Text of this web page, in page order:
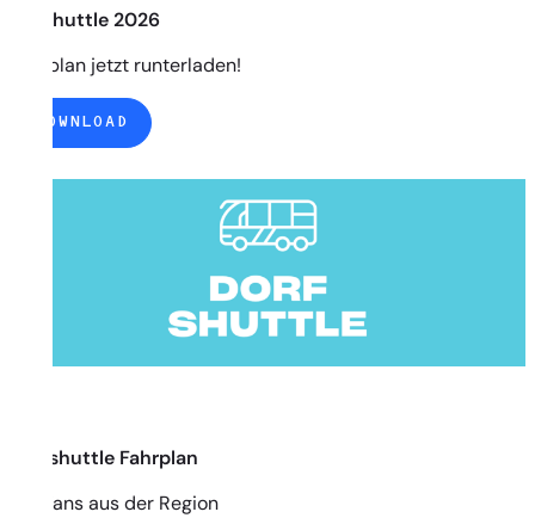
Busshuttle 2026
Fahrplan jetzt runterladen!
DOWNLOAD
Dorfshuttle Fahrplan
Für Fans aus der Region